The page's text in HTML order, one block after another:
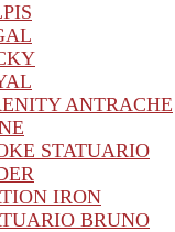
ANTRACHE
STATUARIO
IRON
BRUNO